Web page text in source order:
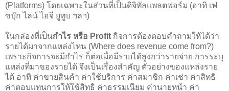
(Platforms) โดยเฉพาะในส่วนที่เป็นดิจิทัลแพลตฟอร์ม (อาทิ เฟ
ซบุ๊ก ไลน์ ไอจี ยูทูบ ฯลฯ)
ในกล่องที่เป็นกำไร หรือ Profit กิจการต้องตอบคำถามให้ได้ว่า
รายได้มาจากแหล่งไหน (Where does revenue come from?)
เพราะกิจการจะมีกำไร ก็ต่อเมื่อมีรายได้สูงกว่ารายจ่าย การระบุ
แหล่งที่มาของรายได้ จึงเป็นเรื่องสำคัญ ตัวอย่างของแหล่งราย
ได้ อาทิ ค่าขายสินค้า ค่าใช้บริการ ค่าสมาชิก ค่าเช่า ค่าสิทธิ
ค่าตอบแทนการให้ใช้สิทธิ ค่าธรรมเนียม ค่านายหน้า ค่า